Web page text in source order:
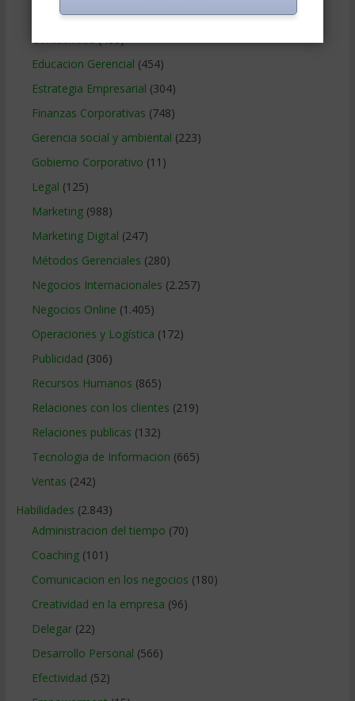
Ciencias Económicas(80)
Contabilidad(466)
Educacion Gerencial (454)
Estrategia Empresarial (304)
Finanzas Corporativas (748)
Gerencia social y ambiental (223)
Gobierno Corporativo (11)
Legal (125)
Marketing(988)
Marketing Digital (247)
Métodos Gerenciales (280)
Negocios Internacionales (2.257)
Negocios Online (1.405)
Operaciones y Logística (172)
Publicidad (306)
Recursos Humanos (865)
Relaciones con los clientes (219)
Relaciones publicas (132)
Tecnologia de Informacion (665)
Ventas (242)
Habilidades (2.843)
Administracion del tiempo (70)
Coaching(101)
Comunicacion en los negocios (180)
Creatividad en la empresa (96)
Delegar(22)
Desarrollo Personal (566)
Efectividad (52)